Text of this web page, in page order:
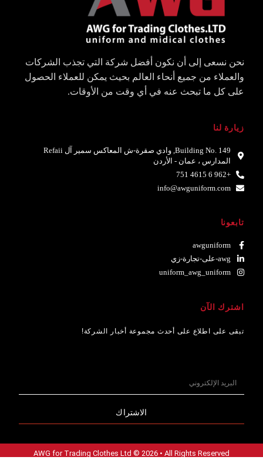
نحن نسعى إلى أن نكون أفضل شركة التي تجذب الشركات
والعملاء من جميع أنحاء العالم بحيث يمكن للعملاء الحصول
على كل ما تبحث عنه في أي وقت من الأوقات.
زيارة لنا
Building No. 149, وادي صقرة-ش المعاكس سمير آل Refaii
المدارس ، عمان - الأردن
+962 6 4615 751
info@awguniform.com
تابعونا
awguniform
awg-على-تجارة-زي
uniform_awg_uniform
اشترك الآن
تبقى على اطلاع على أحدث مجموعة أخبار الشركة!
الاشتراك
AWG for Trading Clothes Ltd © 2026 • All Rights Reserved